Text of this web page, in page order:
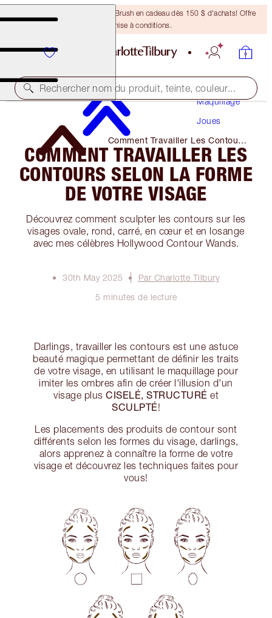
Recevez un pinceau Bronzing Brush en cadeau dès 150 $ d'achats! Offre
soumise à conditions.
Rechercher nom du produit, teinte, couleur...
Maquillage
Joues
Comment Travailler Les Contours
Selon La Forme De Votre Visage
COMMENT TRAVAILLER LES
CONTOURS SELON LA FORME
DE VOTRE VISAGE
Découvrez comment sculpter les contours sur les
visages ovale, rond, carré, en cœur et en losange
avec mes célèbres Hollywood Contour Wands.
30th May 2025
Par Charlotte Tilbury
5 minutes de lecture
Darlings, travailler les contours est une astuce
beauté magique permettant de définir les traits
de votre visage, en utilisant le maquillage pour
imiter les ombres afin de créer l'illusion d'un
visage plus CISELÉ, STRUCTURÉ et
SCULPTÉ!
Les placements des produits de contour sont
différents selon les formes du visage, darlings,
alors apprenez à connaître la forme de votre
visage et découvrez les techniques faites pour
vous!